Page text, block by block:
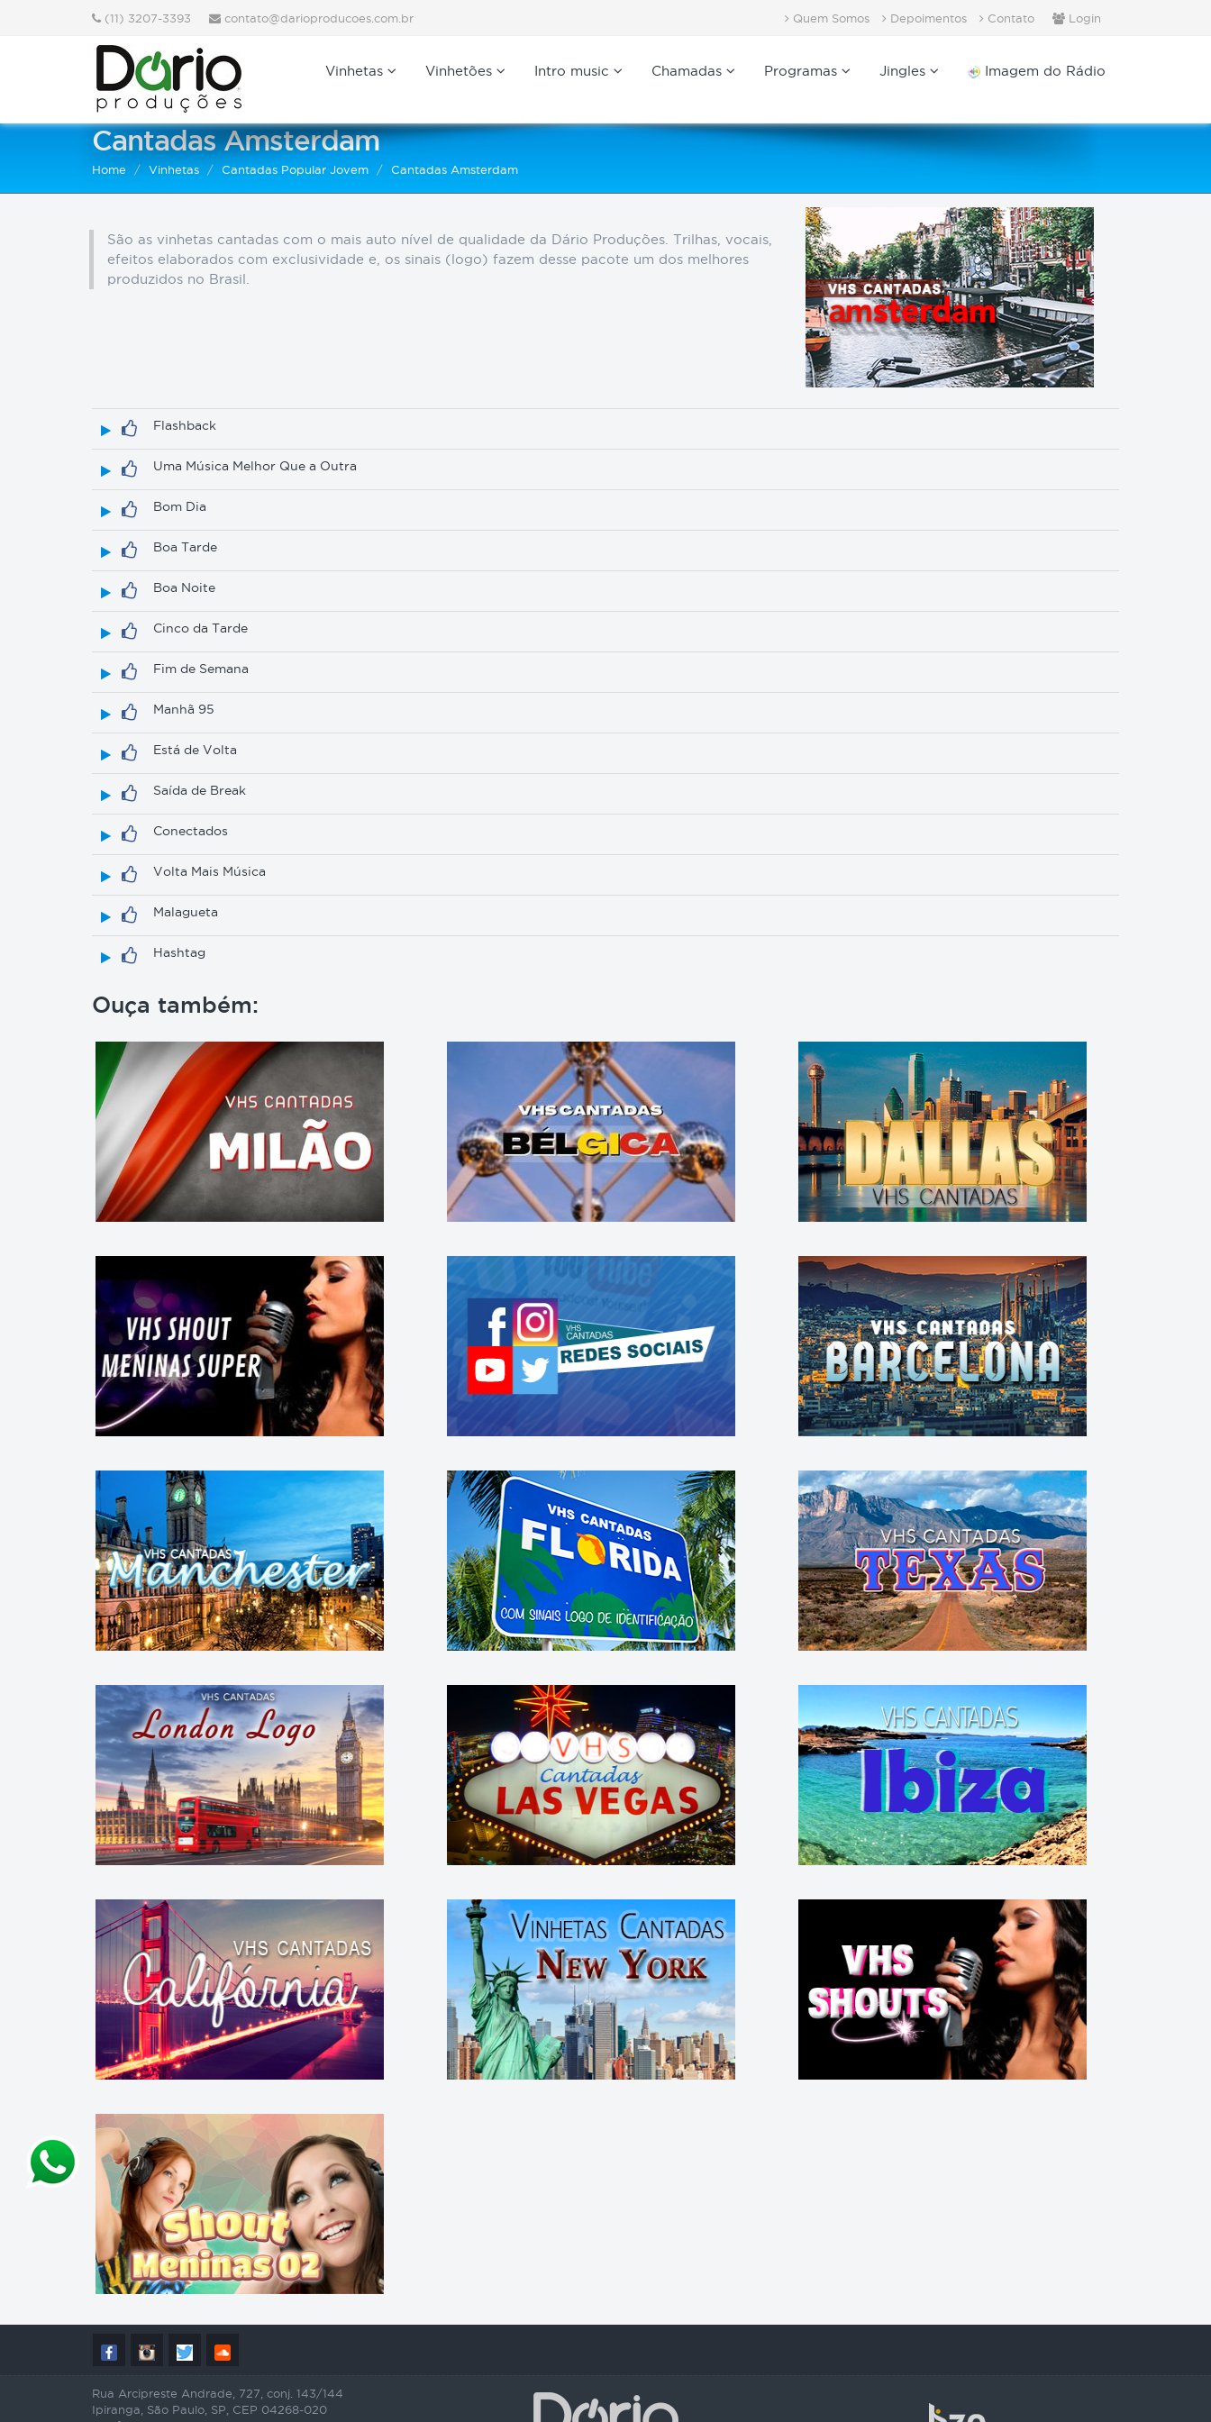
(11) 3207-3393 contato@darioproducoes.com.br Login
Quem Somos Depoimentos Contato
Vinhetas Vinhetões Intro music Chamadas Programas Jingles Imagem do Rádio
Cantadas Amsterdam
Home Vinhetas Cantadas Popular Jovem Cantadas Amsterdam
São as vinhetas cantadas com o mais auto nível de qualidade da Dário Produções. Trilhas, vocais,
efeitos elaborados com exclusividade e, os sinais (logo) fazem desse pacote um dos melhores
produzidos no Brasil.
Flashback
Uma Música Melhor Que a Outra
Bom Dia
Boa Tarde
Boa Noite
Cinco da Tarde
Fim de Semana
Manhã 95
Está de Volta
Saída de Break
Conectados
Volta Mais Música
Malagueta
Hashtag
Ouça também:
Rua Arcipreste Andrade, 727, conj. 143/144
Ipiranga, São Paulo, SP, CEP 04268-020